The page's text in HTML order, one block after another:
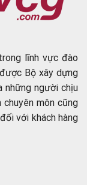
lĩnh vực đào
Bộ xây dựng
những người chịu
môn cũng
với khách hàng